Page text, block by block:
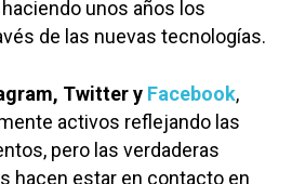
unos años los
de las nuevas tecnologías.
Twitter y Facebook,
activos reflejando las
pero las verdaderas
hacen estar en contacto en